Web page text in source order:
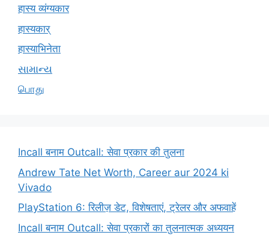
हास्य व्यंग्यकार
हास्यकार्
हास्याभिनेता
સામાન્ય
பொது
Incall बनाम Outcall: सेवा प्रकार की तुलना
Andrew Tate Net Worth, Career aur 2024 ki
Vivado
PlayStation 6: रिलीज़ डेट, विशेषताएं, ट्रेलर और अफवाहें
Incall बनाम Outcall: सेवा प्रकारों का तुलनात्मक अध्ययन